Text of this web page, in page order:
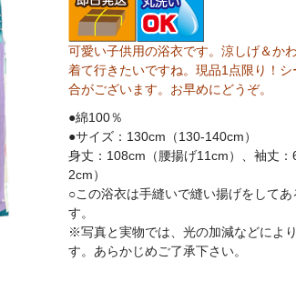
可愛い子供用の浴衣です。涼しげ＆か
着て行きたいですね。現品1点限り！
合がございます。お早めにどうぞ。
●綿100％
●サイズ：130cm（130-140cm）
身丈：108cm（腰揚げ11cm）、袖丈
2cm）
○この浴衣は手縫いで縫い揚げをして
す。
※写真と実物では、光の加減などによ
す。あらかじめご了承下さい。